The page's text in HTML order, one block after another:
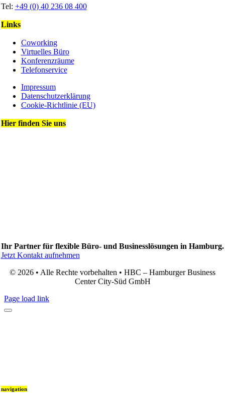
Tel: +49 (0) 40 236 08 400
Links
Coworking
Virtuelles Büro
Konferenzräume
Telefonservice
Impressum
Datenschutz­erklärung
Cookie-Richtlinie (EU)
Hier finden Sie uns
Ihr Partner für flexible Büro- und Businesslösungen in Hamburg.
Jetzt Kontakt aufnehmen
© 2026 • Alle Rechte vorbehalten • HBC – Hamburger Business
Center City-Süd GmbH
Page load link
navigation